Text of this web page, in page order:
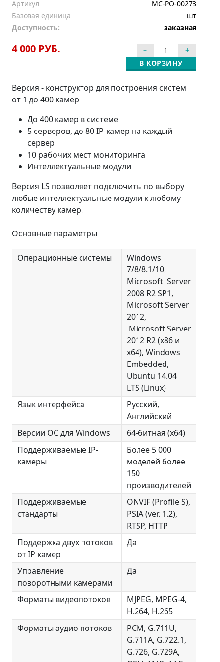
Артикул
MC-PO-00273
Базовая единица
шт
Доступность:
заказная
4 000 РУБ.
В КОРЗИНУ
Версия - конструктор для построения систем
от 1 до 400 камер
До 400 камер в системе
5 серверов, до 80 IP-камер на каждый
сервер
10 рабочих мест мониторинга
Интеллектуальные модули
Версия LS позволяет подключить по выбору
любые интеллектуальные модули к любому
количеству камер.
Основные параметры
Операционные системы
Windows
7/8/8.1/10,
Microsoft Server
2008 R2 SP1,
Microsoft Server
2012,
Microsoft Server
2012 R2 (x86 и
x64), Windows
Embedded,
Ubuntu 14.04
LTS (Linux)
Язык интерфейса
Русский,
Английский
Версии ОС для Windows
64-битная (x64)
Поддерживаемые IP-
камеры
Более 5 000
моделей более
150
производителей
Поддерживаемые
стандарты
ONVIF (Profile S),
PSIA (ver. 1.2),
RTSP, HTTP
Поддержка двух потоков
от IP камер
Да
Управление
поворотными камерами
Да
Форматы видеопотоков
MJPEG, MPEG-4,
H.264, H.265
Форматы аудио потоков
PCM, G.711U,
G.711A, G.722.1,
G.726, G.729A,